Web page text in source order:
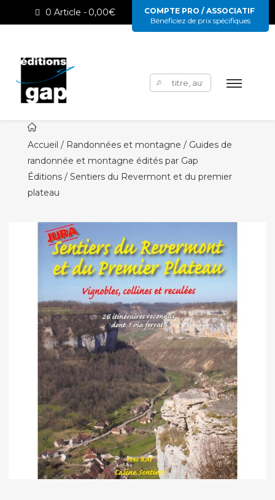
0 Article 0,00€
COMPTE PRO / ASSOCIATIF
Bénéficiez de prix spécifiques
Rechercher :
Accueil / Randonnées et montagne / Guides de
randonnée et montagne édités par Gap
Éditions/ Sentiers du Revermont et du premier
plateau